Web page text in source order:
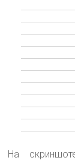
На